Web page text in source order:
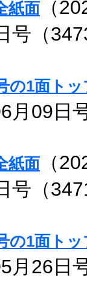
紙面 （
号（
の1面トッ
月09日
紙面 （
号（
の1面トッ
月26日